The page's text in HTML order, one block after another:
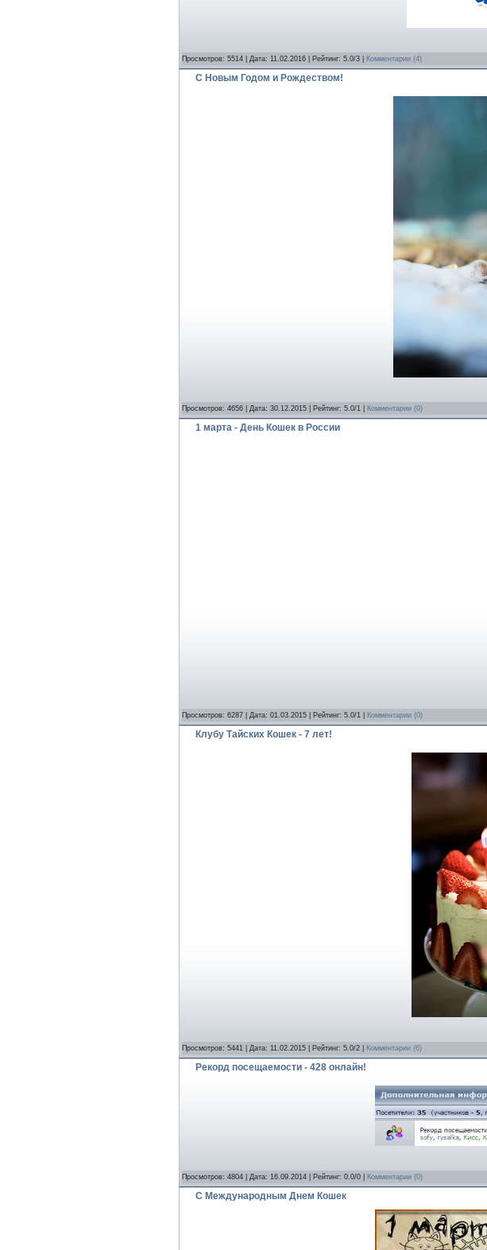
Просмотров: 5514 | Дата: 11.02.2016 | Рейтинг: 5.0/3 | Комментарии (4)
C Новым Годом и Рождеством!
Просмотров: 4656 | Дата: 30.12.2015 | Рейтинг: 5.0/1 | Комментарии (0)
1 марта - День Кошек в России
Просмотров: 6287 | Дата: 01.03.2015 | Рейтинг: 5.0/1 | Комментарии (0)
Клубу Тайских Кошек - 7 лет!
Просмотров: 5441 | Дата: 11.02.2015 | Рейтинг: 5.0/2 | Комментарии (6)
Рекорд посещаемости - 428 онлайн!
Просмотров: 4804 | Дата: 16.09.2014 | Рейтинг: 0.0/0 | Комментарии (0)
С Международным Днем Кошек